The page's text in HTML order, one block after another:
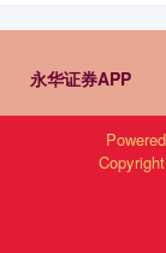
永华证券APP
Copyright